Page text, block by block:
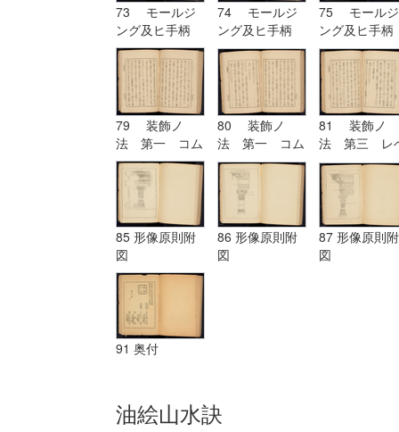
73 モールジ
ング及ヒ手柄
74 モールジ
ング及ヒ手柄
75 モールジ
ング及ヒ手柄
79 装飾ノ
法 第一 コム
プリケーション
及ヒコンヒユー
シヨン
80 装飾ノ
法 第一 コム
プリケーション
及ヒコンヒユー
シヨン| 装飾
ノ法 第二 ユ
ーリスミー|
装飾ノ法 第
三 レベチーシ
81 装飾ノ
法 第三 レ
チーシヨン|
装飾ノ法 第
四 アルテレ
シヨン
85 形像原則附
図
86 形像原則附
図
87 形像原則附
図
91 奥付
油絵山水訣